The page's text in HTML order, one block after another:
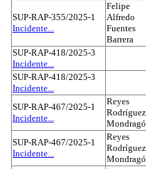
SUP-RAP-355/2025-1
Incidente...
Felipe
Alfredo
Fuentes
Barrera
SUP-RAP-418/2025-3
Incidente...
SUP-RAP-418/2025-3
Incidente...
SUP-RAP-467/2025-1
Incidente...
Reyes
Rodríguez
SUP-RAP-467/2025-1
Incidente...
Reyes
Rodríguez